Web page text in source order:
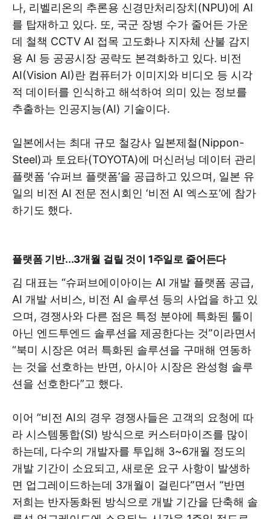
나, 리벨리온의 추론용 신경만처리장치(NPU)에 AI
를 탑재하고 있다. 또, 국군 장병 수가 줄어든 가운
데 철책 CCTV AI 접목 고도화나 지자체 산불 감지
용 AI 등 공공시장 공략도 본격화하고 있다. 비전
AI(Vision AI)란 컴퓨터가 이미지와 비디오 등 시각
적 데이터를 인식하고 해석하여 의미 있는 정보를
추출하는 인공지능(AI) 기술이다.
일본에서는 최대 규모 철강사 일본제철(Nippon-
Steel)과 토요타(TOYOTA)에 머신러닝 데이터 관리
플랫폼 ‘슈퍼브 플랫폼’을 공급하고 있으며, 일본 유
일의 비전 AI 전문 전시회인 ‘비전 AI 엑스포’에 참가
하기도 했다.
플랫폼 기반...3개월 걸릴 것이 1주일로 줄어든다
김 대표는 “슈퍼브에이아이는 AI 개발 플랫폼 공급,
AI 개발 서비스, 비전 AI 솔루션 등의 사업을 하고 있
으며, 경쟁사와 다른 점은 특정 분야에 특화된 툴이
아닌 엔드투엔드 솔루션을 제공한다는 것”이라면서
“북미 시장은 여러 특화된 솔루션을 구매해 연동하
는 것을 선호하는 반면, 아시아 시장은 완성형 솔루
션을 선호한다”고 했다.
이어 “비전 AI의 경우 경쟁사들은 고객의 요청에 따
라 시스템통합(SI) 방식으로 커스터마이즈를 많이
하는데, 다수의 개발자를 투입해 3~6개월 정도의
개발 기간이 소요되고, 새로운 요구 사항이 발생하
면 업그레이드하는데 3개월이 걸린다”면서 “반면
저희는 반자동화된 방식으로 개발 기간을 단축해 솔